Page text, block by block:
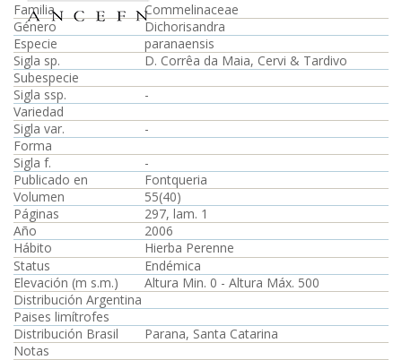
Familia
Commelinaceae
Género
Dichorisandra
Especie
paranaensis
Sigla sp.
D. Corrêa da Maia, Cervi & Tardivo
Subespecie
Sigla ssp.
-
Variedad
Sigla var.
-
Forma
Sigla f.
-
Publicado en
Fontqueria
Volumen
55(40)
Páginas
297, lam. 1
Año
2006
Hábito
Hierba Perenne
Status
Endémica
Elevación (m s.m.)
Altura Min. 0 - Altura Máx. 500
Distribución Argentina
Paises limítrofes
Distribución Brasil
Parana, Santa Catarina
Notas